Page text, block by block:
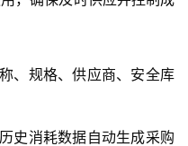
、规格、供应商、安全库
史消耗数据自动生成采购